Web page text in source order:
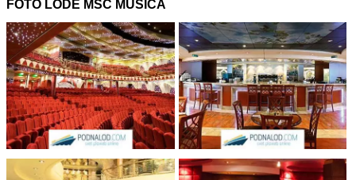
FOTO LODE MSC MUSICA